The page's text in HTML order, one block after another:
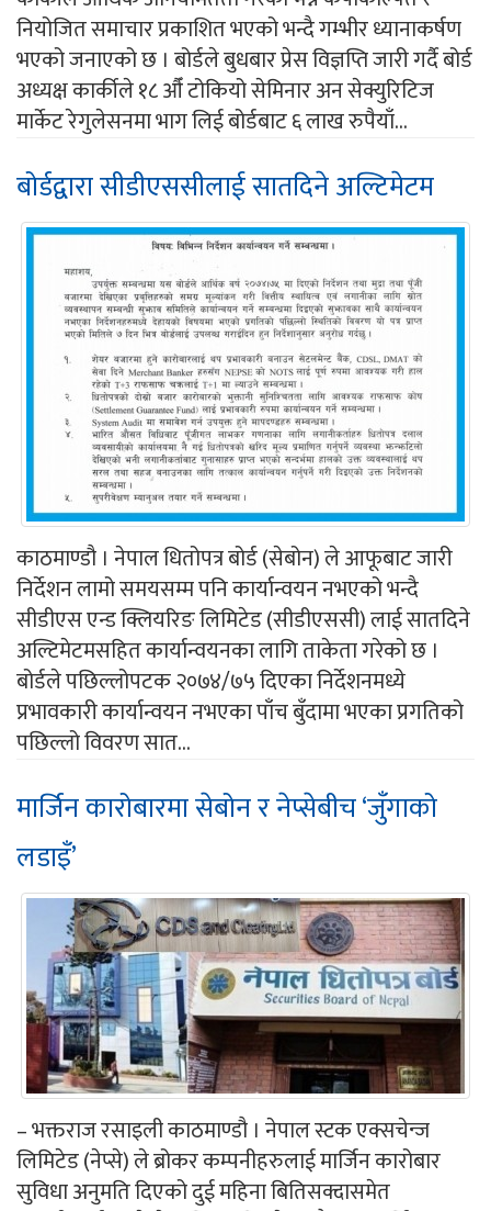
नियोजित समाचार प्रकाशित भएको भन्दै गम्भीर ध्यानाकर्षण
भएको जनाएको छ । बोर्डले बुधबार प्रेस विज्ञप्ति जारी गर्दै बोर्ड
अध्यक्ष कार्कीले १८ औँ टोकियो सेमिनार अन सेक्युरिटिज
मार्केट रेगुलेसनमा भाग लिई बोर्डबाट ६ लाख रुपैयाँ...
बोर्डद्वारा सीडीएससीलाई सातदिने अल्टिमेटम
काठमाण्डौ । नेपाल धितोपत्र बोर्ड (सेबोन) ले आफूबाट जारी
निर्देशन लामो समयसम्म पनि कार्यान्वयन नभएको भन्दै
सीडीएस एन्ड क्लियरिङ लिमिटेड (सीडीएससी) लाई सातदिने
अल्टिमेटमसहित कार्यान्वयनका लागि ताकेता गरेको छ ।
बोर्डले पछिल्लोपटक २०७४/७५ दिएका निर्देशनमध्ये
प्रभावकारी कार्यान्वयन नभएका पाँच बुँदामा भएका प्रगतिको
पछिल्लो विवरण सात...
मार्जिन कारोबारमा सेबोन र नेप्सेबीच ‘जुँगाको
लडाइँ’
– भक्तराज रसाइली काठमाण्डौ । नेपाल स्टक एक्सचेन्ज
लिमिटेड (नेप्से) ले ब्रोकर कम्पनीहरुलाई मार्जिन कारोबार
सुविधा अनुमति दिएको दुई महिना बितिसक्दासमेत